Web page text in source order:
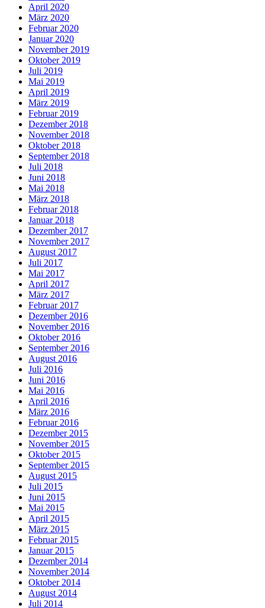
April 2020
März 2020
Februar 2020
Januar 2020
November 2019
Oktober 2019
Juli 2019
Mai 2019
April 2019
März 2019
Februar 2019
Dezember 2018
November 2018
Oktober 2018
September 2018
Juli 2018
Juni 2018
Mai 2018
März 2018
Februar 2018
Januar 2018
Dezember 2017
November 2017
August 2017
Juli 2017
Mai 2017
April 2017
März 2017
Februar 2017
Dezember 2016
November 2016
Oktober 2016
September 2016
August 2016
Juli 2016
Juni 2016
Mai 2016
April 2016
März 2016
Februar 2016
Dezember 2015
November 2015
Oktober 2015
September 2015
August 2015
Juli 2015
Juni 2015
Mai 2015
April 2015
März 2015
Februar 2015
Januar 2015
Dezember 2014
November 2014
Oktober 2014
August 2014
Juli 2014